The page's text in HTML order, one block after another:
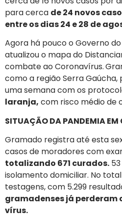
para cerca de 24 novos
entre os dias 24 e 28 de
Agora há pouco o Governo do
atualizou o mapa do
combate ao Coronavírus.
como a região Serra
uma semana com os
laranja, com risco médio de
SITUAÇÃO DA PANDEMIA EM
Gramado registra até esta
casos de moradores com
totalizando 671 curados.
isolamento domiciliar. No
testagens, com 5.299
gramadenses já perderam
vírus.